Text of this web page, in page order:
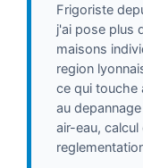
Frigoriste
j'ai pose plus
maisons
region
ce qui touche
au
air-eau,